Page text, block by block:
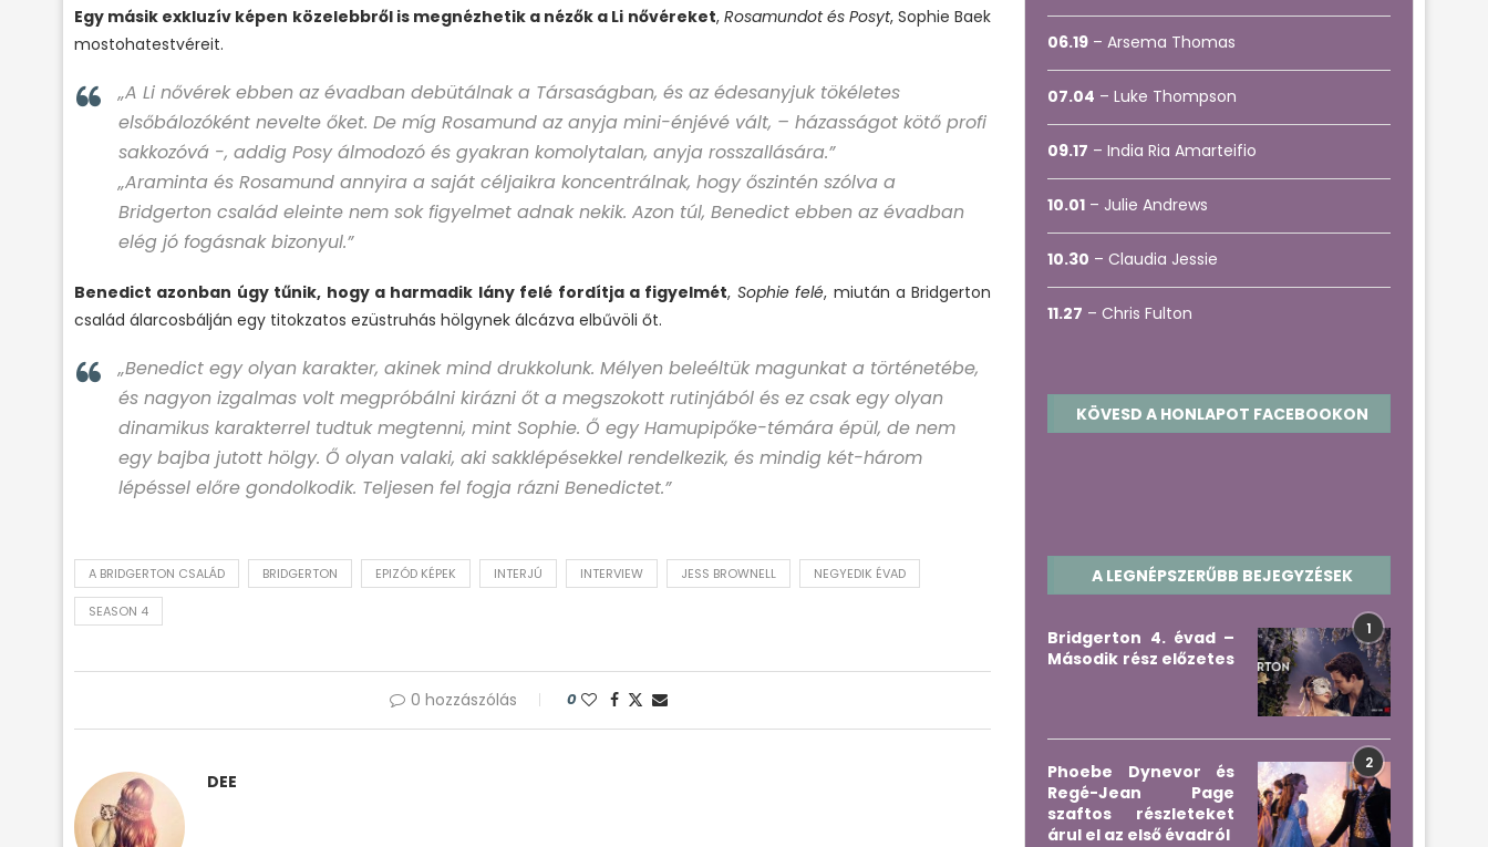
Egy másik exkluzív képen közelebbről is megnézhetik a nézők a Li nővéreket,Rosamundot és Posyt, Sophie Baek
mostohatestvéreit.
„A Li nővérek ebben az évadban debütálnak a Társaságban, és az édesanyjuk tökéletes
elsőbálozóként nevelte őket. De míg Rosamund az anyja mini-énjévé vált, – házasságot kötő profi
sakkozóvá -, addig Posy álmodozó és gyakran komolytalan, anyja rosszallására.”
„Araminta és Rosamund annyira a saját céljaikra koncentrálnak, hogy őszintén szólva a
Bridgerton család eleinte nem sok figyelmet adnak nekik. Azon túl, Benedict ebben az évadban
elég jó fogásnak bizonyul.”
Benedict azonban úgy tűnik, hogy a harmadik lány felé fordítja a figyelmét, Sophie felé, miután a Bridgerton
család álarcosbálján egy titokzatos ezüstruhás hölgynek álcázva elbűvöli őt.
„Benedict egy olyan karakter, akinek mind drukkolunk. Mélyen beleéltük magunkat a történetébe,
és nagyon izgalmas volt megpróbálni kirázni őt a megszokott rutinjából és ez csak egy olyan
dinamikus karakterrel tudtuk megtenni, mint Sophie. Ő egy Hamupipőke-témára épül, de nem
egy bajba jutott hölgy. Ő olyan valaki, aki sakklépésekkel rendelkezik, és mindig két-három
lépéssel előre gondolkodik. Teljesen fel fogja rázni Benedictet.”
A BRIDGERTON CSALÁD BRIDGERTON EPIZÓD KÉPEK INTERJÚ INTERVIEW JESS BROWNELL NEGYEDIK ÉVAD
SEASON 4
0 hozzászólás 0
DEE
06.19 – Arsema Thomas
07.04 – Luke Thompson
09.17 – India Ria Amarteifio
10.01 – Julie Andrews
10.30 – Claudia Jessie
11.27 – Chris Fulton
KÖVESD A HONLAPOT FACEBOOKON
A LEGNÉPSZERŰBB BEJEGYZÉSEK
1
Bridgerton 4. évad –
Második rész előzetes
2
Phoebe Dynevor és
Regé-Jean Page
szaftos részleteket
árul el az első évadról